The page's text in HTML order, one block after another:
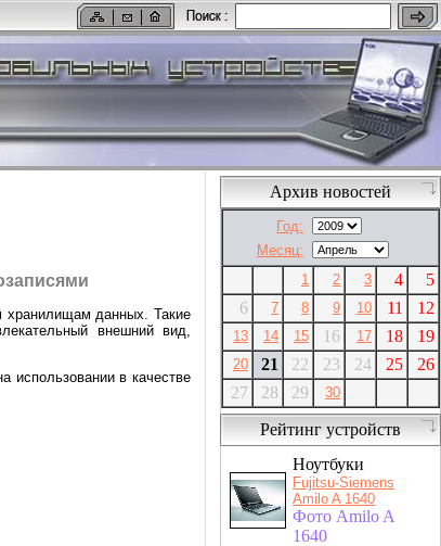
хранилищам данных. Такие
внешний вид,
использовании в качестве
Архив новостей
Год:
Месяц:
1
2 3 4
5
6
7 8 9 10 11 12
13 14 15 16 17 18 19
20 21 22 23 24 25
26
27
28 29 30
Рейтинг устройств
Ноутбуки
Fujitsu-Siemens
Amilo A 1640
Фото Amilo A
1640